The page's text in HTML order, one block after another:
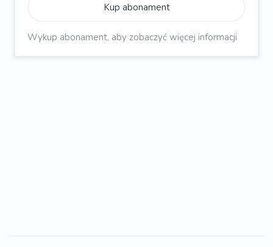
Kup abonament
Wykup abonament, aby zobaczyć więcej informacji